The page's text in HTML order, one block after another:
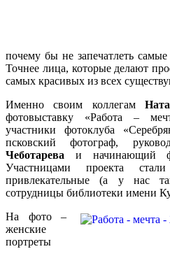
почему бы не запечатлеть
Точнее лица, которые делают
самых красивых из всех
Именно своим коллегам
фотовыставку «Работа –
участники фотоклуба
псковский фотограф,
Чеботарева и начинающий
Участницами проекта
привлекательные (а у нас
сотрудницы библиотеки имени
На фото –
женские
портреты